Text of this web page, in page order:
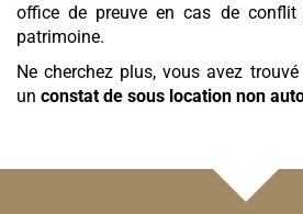
office de preuve en cas de conflit
patrimoine.
Ne cherchez plus, vous avez
un constat de sous location non